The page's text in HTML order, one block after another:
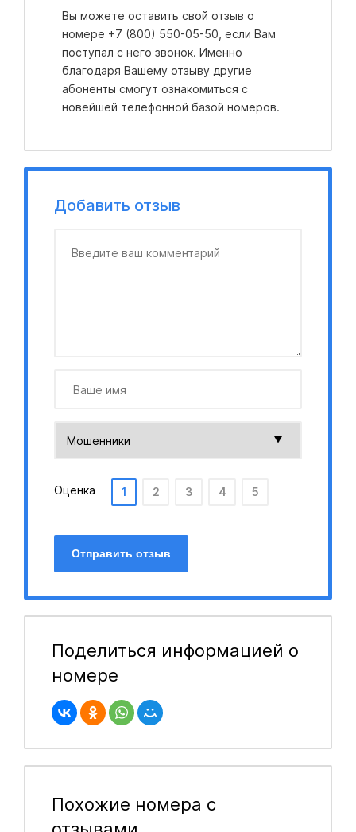
Вы можете оставить свой отзыв о
номере +7 (800) 550-05-50, если Вам
поступал с него звонок. Именно
благодаря Вашему отзыву другие
абоненты смогут ознакомиться с
новейшей телефонной базой номеров.
Добавить отзыв
Оценка 1 2 3 4 5
Отправить отзыв
Поделиться информацией о
номере
Похожие номера с